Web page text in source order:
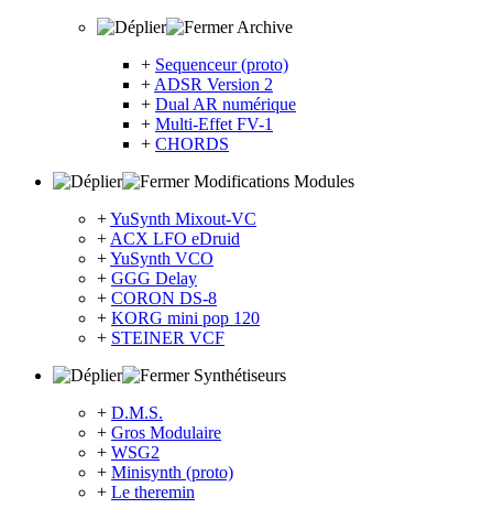
Archive
+ Sequenceur (proto)
+ ADSR Version 2
+ Dual AR numérique
+ Multi-Effet FV-1
+ CHORDS
Modifications Modules
+YuSynth Mixout-VC
+ ACX LFO eDruid
+YuSynth VCO
+ GGG Delay
+ CORON DS-8
+ KORG mini pop 120
+ STEINER VCF
Synthétiseurs
+ D.M.S.
+ Gros Modulaire
+ WSG2
+ Minisynth (proto)
+ Le theremin